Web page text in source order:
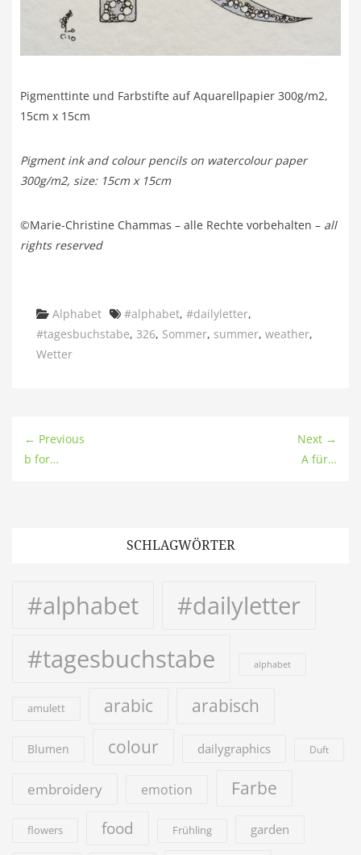
Pigmenttinte und Farbstifte auf Aquarellpapier 300g/m2,
15cm x 15cm
Pigment ink and colour pencils on watercolour paper
300g/m2, size: 15cm x 15cm
©Marie-Christine Chammas – alle Rechte vorbehalten – all
rights reserved
Categories
Alphabet Tags
#alphabet, #dailyletter,
#tagesbuchstabe, 326, Sommer, summer, weather,
Wetter
← Previous
b for…
Next →
A für…
SCHLAGWÖRTER
#alphabet
#dailyletter
#tagesbuchstabe
alphabet
amulett arabic arabisch
Blumen colour dailygraphics Duft
embroidery emotion Farbe
flowers food Frühling garden